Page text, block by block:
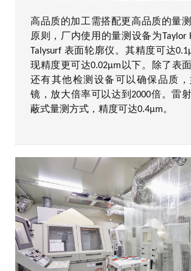
高品质的加工需搭配更高品质的量
原则，厂内使用的量测设备为Taylor
Talysurf 表面轮廓仪。其精度可达
现精度更可达0.02μm以下。除了表
还有其他检测设备可以确保品质
镜，放大倍率可以达到2000倍。雷
蔽式量测方式，精度可达0.4μm。